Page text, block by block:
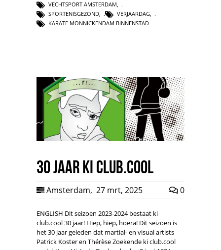
VECHTSPORT AMSTERDAM,
SPORTENISGEZOND, VERJAARDAG,
KARATE MONNICKENDAM BINNENSTAD
30 jaar ki club.cool
Amsterdam, 27 mrt, 2025 0
ENGLISH Dit seizoen 2023-2024 bestaat ki
club.cool 30 jaar! Hiep, hiep, hoera! Dit seizoen is
het 30 jaar geleden dat martial- en visual artists
Patrick Koster en Thérèse Zoekende ki club.cool